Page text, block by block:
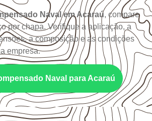
Naval em Acaraú, compare
por chapa. Verifique a aplicação, a
a composição e as condições
empresa.
Naval para Acaraú